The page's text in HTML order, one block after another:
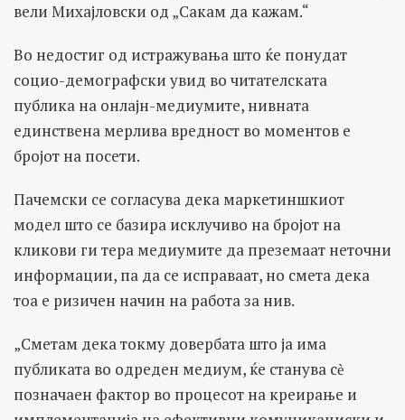
вели Михајловски од „Сакам да кажам.“
Во недостиг од истражувања што ќе понудат
социо-демографски увид во читателската
публика на онлајн-медиумите, нивната
единствена мерлива вредност во моментов е
бројот на посети.
Пачемски се согласува дека маркетиншкиот
модел што се базира исклучиво на бројот на
кликови ги тера медиумите да преземаат неточни
информации, па да се исправаат, но смета дека
тоа е ризичен начин на работа за нив.
„Сметам дека токму довербата што ја има
публиката во одреден медиум, ќе станува сѐ
позначаен фактор во процесот на креирање и